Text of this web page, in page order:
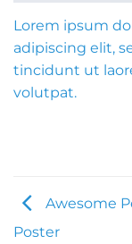
Lorem ipsum
adipiscing elit,
tincidunt ut
volutpat.
Awesome
Poster